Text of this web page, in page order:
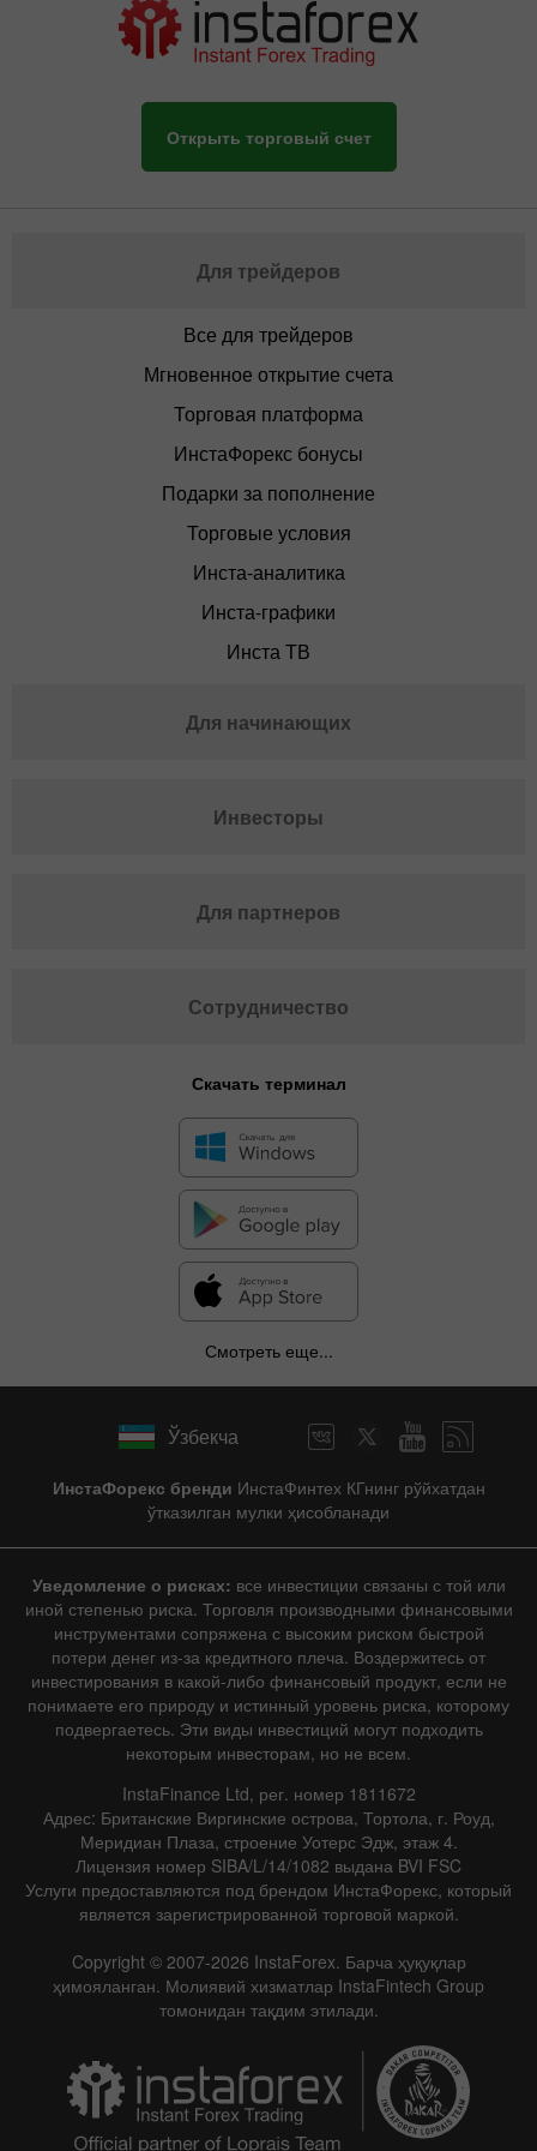
Открыть торговый счет
Для трейдеров
Все для трейдеров
Мгновенное открытие счета
Торговая платформа
ИнстаФорекс бонусы
Подарки за пополнение
Торговые условия
Инста-аналитика
Инста-графики
Инста ТВ
Для начинающих
Инвесторы
Для партнеров
Сотрудничество
Скачать терминал
Смотреть еще...
Ўзбекча
ИнстаФорекс бренди ИнстаФинтех КГнинг рўйхатдан
ўтказилган мулки ҳисобланади
Уведомление о рисках: все инвестиции связаны с той или
иной степенью риска. Торговля производными финансовыми
инструментами сопряжена с высоким риском быстрой
потери денег из-за кредитного плеча. Воздержитесь от
инвестирования в какой-либо финансовый продукт, если не
понимаете его природу и истинный уровень риска, которому
подвергаетесь. Эти виды инвестиций могут подходить
некоторым инвесторам, но не всем.
InstaFinance Ltd, рег. номер 1811672
Адрес: Британские Виргинские острова, Тортола, г. Роуд,
Меридиан Плаза, строение Уотерс Эдж, этаж 4.
Лицензия номер SIBA/L/14/1082 выдана BVI FSC
Услуги предоставляются под брендом ИнстаФорекс, который
является зарегистрированной торговой маркой.
Copyright © 2007-2026 InstaForex. Барча ҳуқуқлар
ҳимояланган. Молиявий хизматлар InstaFintech Group
томонидан тақдим этилади.